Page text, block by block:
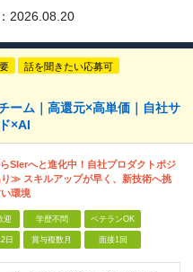
2026.08.20
話を聞きたい応募可
ーム｜高還元×高単価｜自社サ
×AI
SIerへと進化中！自社プロダクトポジ
り≫ スキルアップが早く、新技術へ挑
環境
迎 学歴不問 ベテランOK
日 賞与複数月 面接1回